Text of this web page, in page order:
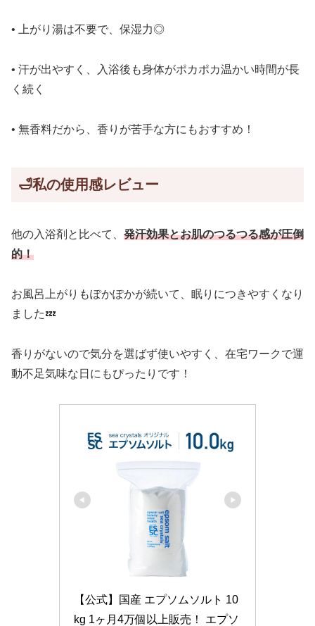
• 上がり湯は不要で、保湿力◎
• 汗が出やすく、入浴後も身体がポカポカ温かい時間が長
く続く
• 無香料だから、香りが苦手な方にもおすすめ！
🛁私の使用感レビュー
他の入浴剤と比べて、 発汗効果とお肌のつるつる感が圧倒
的！
お風呂上がりもぽかぽかが続いて、眠りにつきやすくなり
ました💤
香りがないので気分を選ばず使いやすく、在宅ワークで運
動不足気味な日にもぴったりです！
【公式】国産 エプソムソルト 10
kg 1ヶ月4万個以上販売！ エプソ